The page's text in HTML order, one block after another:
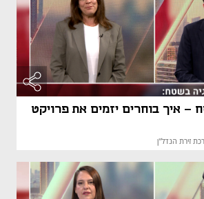
- איך בוחרים יזמים את פרויקט
זירת הנדל"ן